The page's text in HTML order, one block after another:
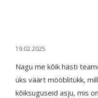
19.02.2025
Nagu me kõik hästi
üks väärt mööblitükk,
kõiksuguseid asju, mis